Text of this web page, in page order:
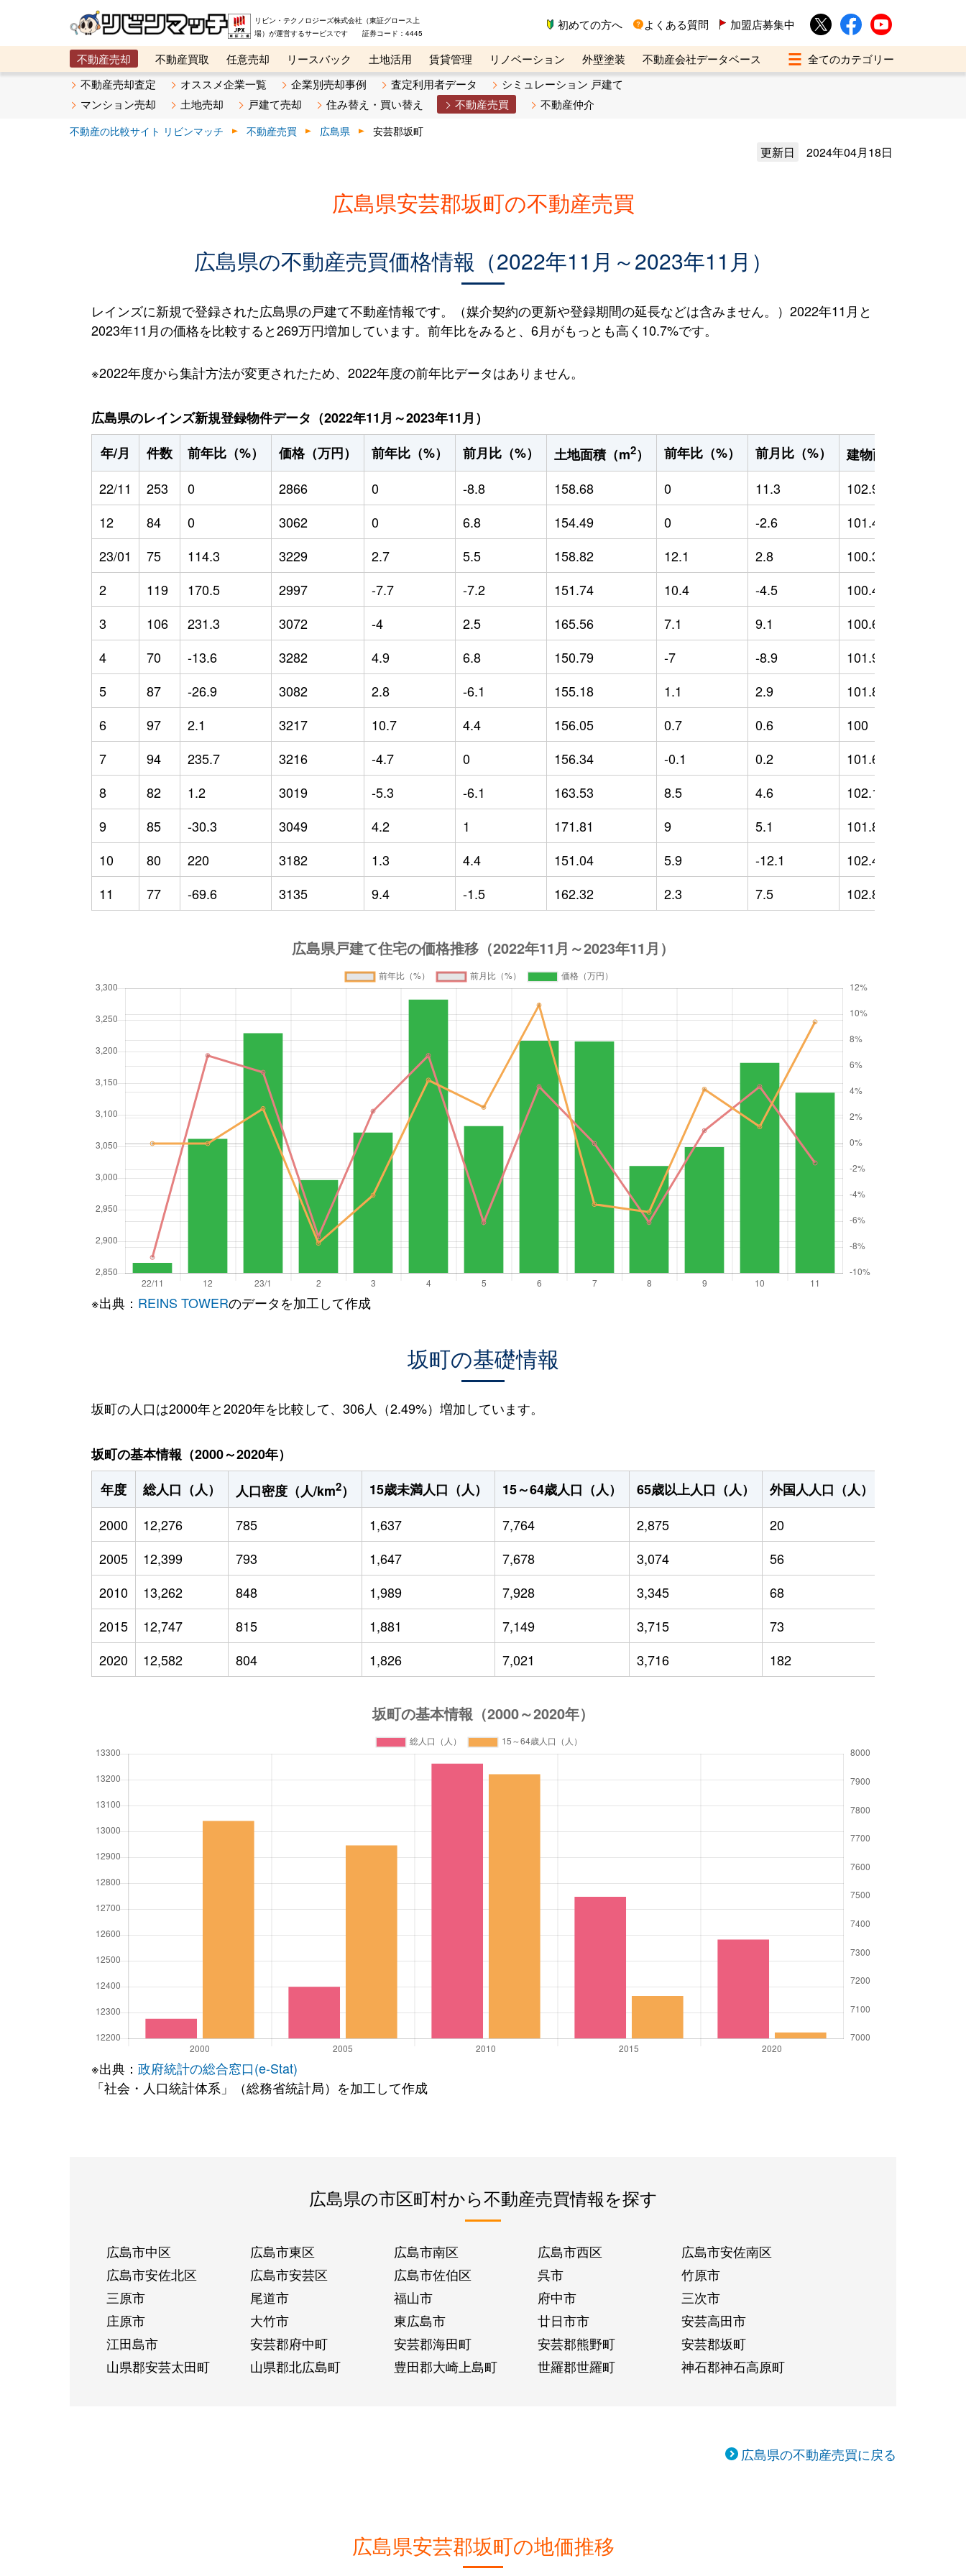
リビン・テクノロジーズ株式会社（東証グロース上
場）が運営するサービスです 証券コード：4445
初めての方へ よくある質問 加盟店募集中
不動産売却 不動産買取 任意売却 リースバック 土地活用 賃貸管理 リノベーション 外壁塗装
不動産会社データベース
メタ住宅展示場
ベスト不動産カンパニー オンライン講座 リビンマガジンBiz 不動産売却ご相談デスク
不動産売却査定 オススメ企業一覧 企業別売却事例 査定利用者データ
シミュレーション 戸建て
マンション売却
土地売却 戸建て売却 住み替え・買い替え 不動産売買 不動産仲介
不動産の比較サイト リビンマッチ 不動産売買 広島県 安芸郡坂町
更新日 2024年04月18日
広島県安芸郡坂町の不動産売買
広島県の不動産売買価格情報（2022年11月～2023年11月）
レインズに新規で登録された広島県の戸建て不動産情報です。（媒介契約の更新や登録期間の延長などは含みません。）2022年11月と
2023年11月の価格を比較すると269万円増加しています。前年比をみると、6月がもっとも高く10.7%です。
※2022年度から集計方法が変更されたため、2022年度の前年比データはありません。
広島県のレインズ新規登録物件データ（2022年11月～2023年11月）
年/月
件数 前年比（%） 価格（万円） 前年比（%） 前月比（%） 土地面積（m2） 前年比（%） 前月比（%） 建物面積（m
22/11
253 0 2866 0 -8.8 158.68 0 11.3 102.95
12
84 0 3062 0 6.8 154.49 0 -2.6 101.45
23/01
75 114.3 3229 2.7 5.5 158.82 12.1 2.8 100.33
2
119 170.5 2997 -7.7 -7.2 151.74 10.4 -4.5 100.47
3
106 231.3 3072 -4 2.5 165.56 7.1 9.1 100.6
4
70 -13.6 3282 4.9 6.8 150.79 -7 -8.9 101.91
5
87 -26.9 3082 2.8 -6.1 155.18 1.1 2.9 101.83
6
97 2.1 3217 10.7 4.4 156.05 0.7 0.6 100
7
94 235.7 3216 -4.7 0 156.34 -0.1 0.2 101.64
8
82 1.2 3019 -5.3 -6.1 163.53 8.5 4.6 102.17
9
85 -30.3 3049 4.2 1 171.81 9 5.1 101.8
10
80 220 3182 1.3 4.4 151.04 5.9 -12.1 102.49
11
77 -69.6 3135 9.4 -1.5 162.32 2.3 7.5 102.81
※出典： REINS TOWERのデータを加工して作成
坂町の基礎情報
坂町の人口は2000年と2020年を比較して、306人（2.49%）増加しています。
坂町の基本情報（2000～2020年）
年度
総人口（人） 人口密度（人/km2） 15歳未満人口（人） 15～64歳人口（人） 65歳以上人口（人） 外国人人口（人）
2000
12,276 785 1,637 7,764 2,875 20
2005
12,399 793 1,647 7,678 3,074 56
2010
13,262 848 1,989 7,928 3,345 68
2015
12,747 815 1,881 7,149 3,715 73
2020
12,582 804 1,826 7,021 3,716 182
※出典： 政府統計の総合窓口(e-Stat)
「社会・人口統計体系」（総務省統計局）を加工して作成
広島県の市区町村から不動産売買情報を探す
広島市中区 広島市東区 広島市南区 広島市西区
広島市安佐南区
広島市安佐北区
広島市安芸区 広島市佐伯区 呉市
竹原市
三原市
尾道市 福山市 府中市
三次市
庄原市
大竹市 東広島市 廿日市市
安芸高田市
江田島市
安芸郡府中町 安芸郡海田町 安芸郡熊野町
安芸郡坂町
山県郡安芸太田町
山県郡北広島町 豊田郡大崎上島町 世羅郡世羅町 神石郡神石高原町
広島県の不動産売買に戻る
広島県安芸郡坂町の地価推移